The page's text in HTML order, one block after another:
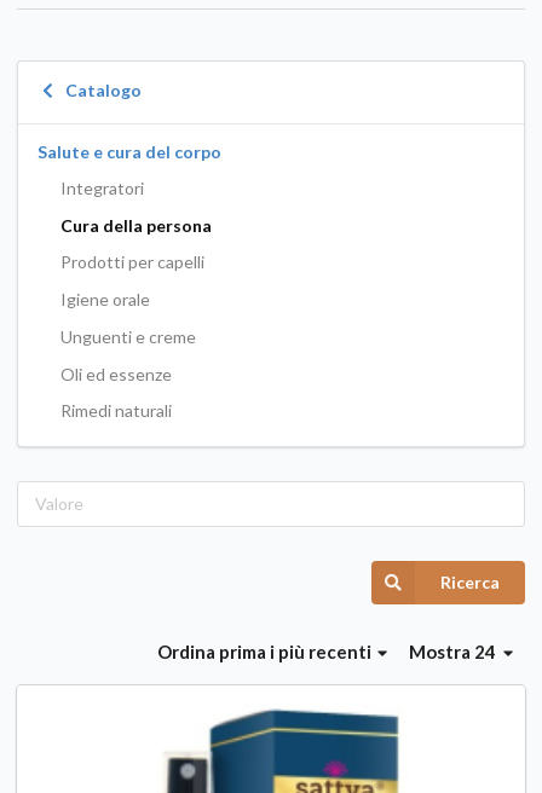
Catalogo
Salute e cura del corpo
Integratori
Cura della persona
Prodotti per capelli
Igiene orale
Unguenti e creme
Oli ed essenze
Rimedi naturali
Ricerca
Mostra 24
Ordina prima i più recenti